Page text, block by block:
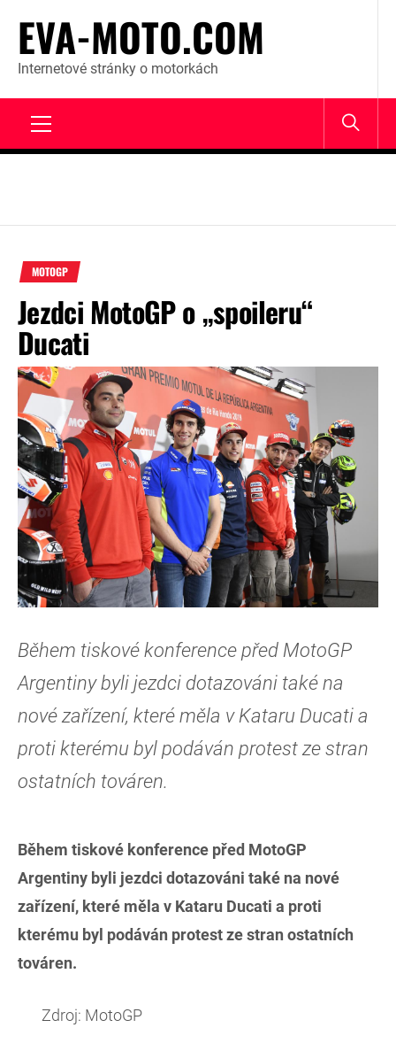
content
EVA-MOTO.COM
Internetové stránky o motorkách
MOTOGP
Jezdci MotoGP o „spoileru“
Ducati
Během tiskové konference před MotoGP
Argentiny byli jezdci dotazováni také na
nové zařízení, které měla v Kataru Ducati a
proti kterému byl podáván protest ze stran
ostatních továren.
Během tiskové konference před MotoGP
Argentiny byli jezdci dotazováni také na nové
zařízení, které měla v Kataru Ducati a proti
kterému byl podáván protest ze stran ostatních
továren.
Zdroj: MotoGP